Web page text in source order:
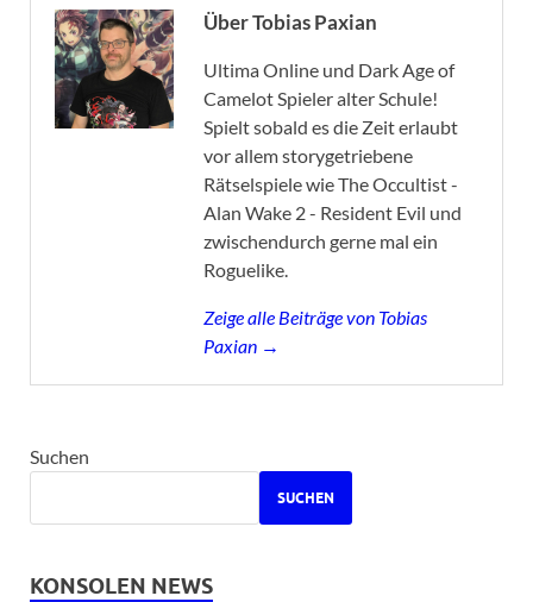
Über Tobias Paxian
Ultima Online und Dark Age of
Camelot Spieler alter Schule!
Spielt sobald es die Zeit erlaubt
vor allem storygetriebene
Rätselspiele wie The Occultist -
Alan Wake 2 - Resident Evil und
zwischendurch gerne mal ein
Roguelike.
Zeige alle Beiträge von Tobias
Paxian →
Suchen
SUCHEN
KONSOLEN NEWS